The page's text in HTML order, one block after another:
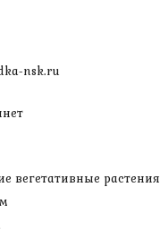
nsk.ru
вегетативные растения